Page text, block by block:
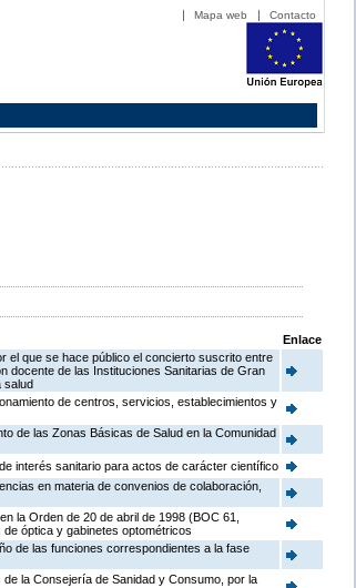
Mapa web Contacto
Enlace
el que se hace público el concierto suscrito entre
docente de las Instituciones Sanitarias de Gran
salud
de centros, servicios, establecimientos y
de las Zonas Básicas de Salud en la Comunidad
interés sanitario para actos de carácter científico
en materia de convenios de colaboración,
la Orden de 20 de abril de 1998 (BOC 61,
óptica y gabinetes optométricos
de las funciones correspondientes a la fase
la Consejería de Sanidad y Consumo, por la